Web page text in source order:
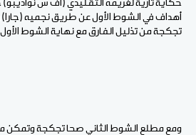
حكاية ثأرية لغريمه التقليدي (أف س
أهداف في الشوط الأول عن طريق نجميه
تجكجة من تذليل الفارق مع نهاية الشوط
ومع مطلع الشوط الثاني صحا تجكجة وتمكن